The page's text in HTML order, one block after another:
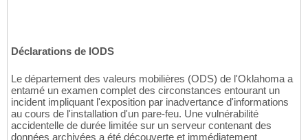
Déclarations de lODS
Le département des valeurs mobilières (ODS) de l'Oklahoma a
entamé un examen complet des circonstances entourant un
incident impliquant l'exposition par inadvertance d'informations
au cours de l'installation d'un pare-feu. Une vulnérabilité
accidentelle de durée limitée sur un serveur contenant des
données archivées a été découverte et immédiatement